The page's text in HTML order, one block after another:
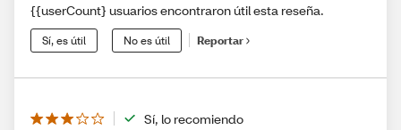
{{userCount} usuarios encontraron útil esta reseña.
Sí, es útil No es útil Reportar
Sí, lo recomiendo